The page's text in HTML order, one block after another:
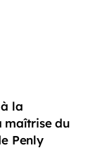
la
maîtrise du
Penly